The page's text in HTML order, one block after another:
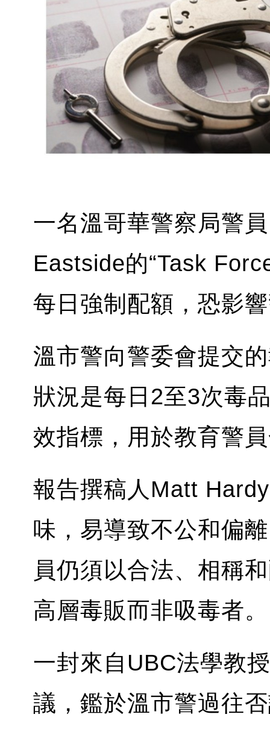
一名溫哥華警察局警
Eastside的“Task
每日強制配額，恐影
溫市警向警委會提交
狀況是每日2至3次毒
效指標，用於教育警
報告撰稿人Matt
味，易導致不公和偏
員仍須以合法、相稱
高層毒販而非吸毒者。
一封來自UBC法學教
議，鑑於溫市警過往